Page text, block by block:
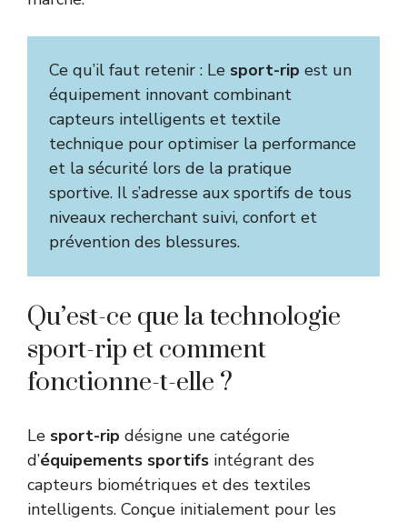
Ce qu’il faut retenir : Le sport-rip est un
équipement innovant combinant
capteurs intelligents et textile
technique pour optimiser la performance
et la sécurité lors de la pratique
sportive. Il s’adresse aux sportifs de tous
niveaux recherchant suivi, confort et
prévention des blessures.
Qu’est-ce que la technologie
sport-rip et comment
fonctionne-t-elle ?
Le sport-rip désigne une catégorie
d’équipements sportifs intégrant des
capteurs biométriques et des textiles
intelligents. Conçue initialement pour les